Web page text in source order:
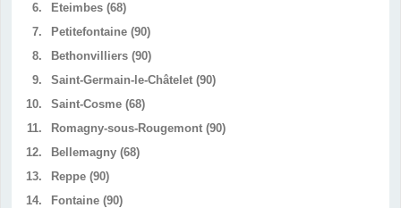
6.
Eteimbes (68)
7.
Petitefontaine (90)
8.
Bethonvilliers (90)
9.
Saint-Germain-le-Châtelet (90)
10.
Saint-Cosme (68)
11.
Romagny-sous-Rougemont (90)
12.
Bellemagny (68)
13.
Reppe (90)
14.
Fontaine (90)